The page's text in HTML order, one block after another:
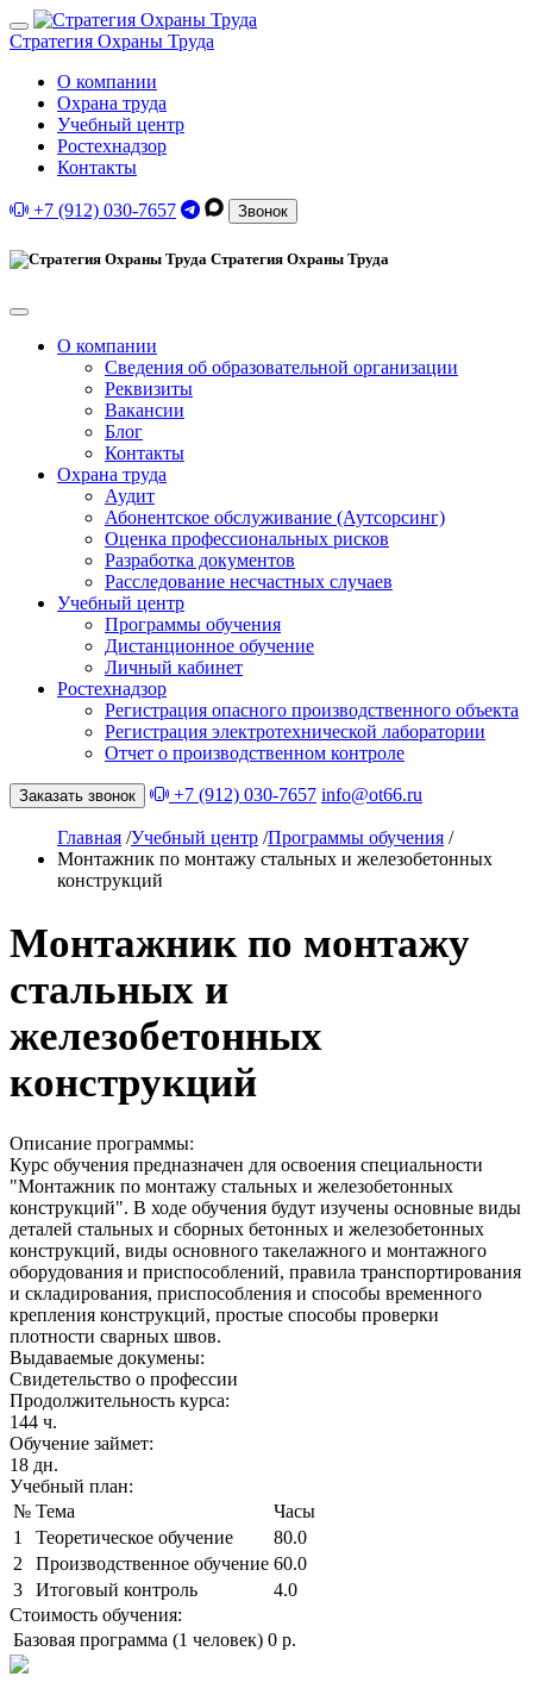
Стратегия Охраны Труда
О компании
Охрана труда
Учебный центр
Ростехнадзор
Контакты
+7 (912) 030-7657 Звонок
Стратегия Охраны Труда
О компании
Сведения об образовательной организации
Реквизиты
Вакансии
Блог
Контакты
Охрана труда
Аудит
Абонентское обслуживание (Аутсорсинг)
Оценка профессиональных рисков
Разработка документов
Расследование несчастных случаев
Учебный центр
Программы обучения
Дистанционное обучение
Личный кабинет
Ростехнадзор
Регистрация опасного производственного объекта
Регистрация электротехнической лаборатории
Отчет о производственном контроле
Заказать звонок +7 (912) 030-7657 info@ot66.ru
Главная /Учебный центр /Программы обучения /
Монтажник по монтажу стальных и железобетонных
конструкций
Монтажник по монтажу
стальных и
железобетонных
конструкций
Описание программы:
Курс обучения предназначен для освоения специальности
"Монтажник по монтажу стальных и железобетонных
конструкций". В ходе обучения будут изучены основные виды
деталей стальных и сборных бетонных и железобетонных
конструкций, виды основного такелажного и монтажного
оборудования и приспособлений, правила транспортирования
и складирования, приспособления и способы временного
крепления конструкций, простые способы проверки
плотности сварных швов.
Выдаваемые докумены:
Свидетельство о профессии
Продолжительность курса:
144 ч.
Обучение займет:
18 дн.
Учебный план:
№ Тема
Часы
1
Теоретическое обучение
80.0
2
Производственное обучение 60.0
3
Итоговый контроль
4.0
Стоимость обучения:
Базовая программа (1 человек) 0 р.